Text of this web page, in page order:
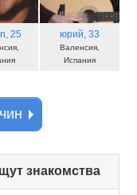
, 25 юрий, 33
Валенсия,
Испания
знакомства
to